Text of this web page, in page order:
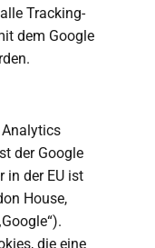
Tracking-
dem Google
der Google
in der EU ist
House,
die eine